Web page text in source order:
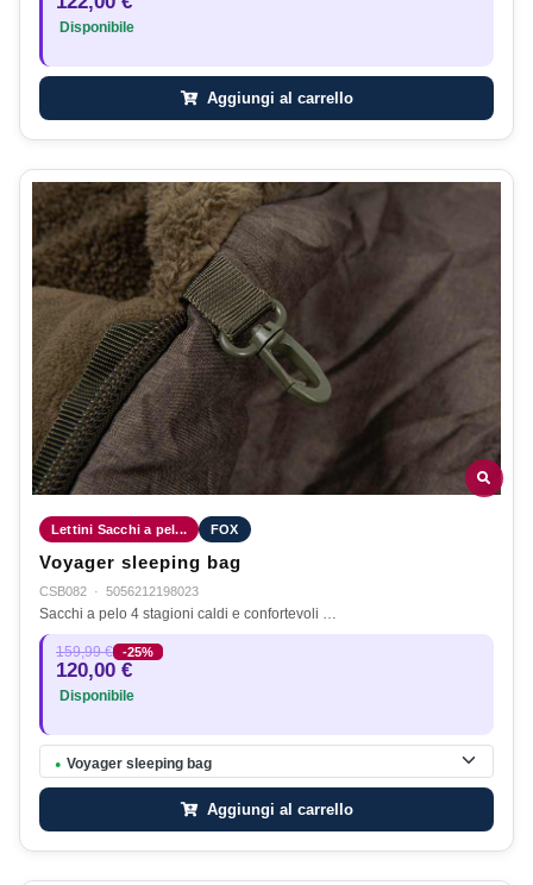
Disponibile
Aggiungi al carrello
Lettini Sacchi a pel... FOX
Voyager sleeping bag
CSB082 · 5056212198023
Sacchi a pelo 4 stagioni caldi e confortevoli …
159,99 € -25%
120,00 €
Disponibile
● Voyager sleeping bag
Aggiungi al carrello